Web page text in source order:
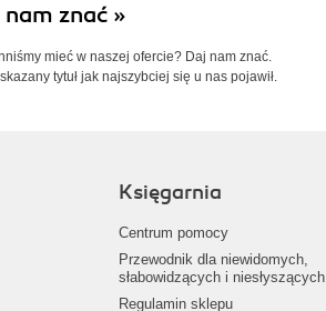
znać »
mieć w naszej ofercie? Daj nam znać.
tytuł jak najszybciej się u nas pojawił.
Księgarnia
Centrum pomocy
Przewodnik dla niewidomych,
słabowidzących i niesłyszących
Regulamin sklepu